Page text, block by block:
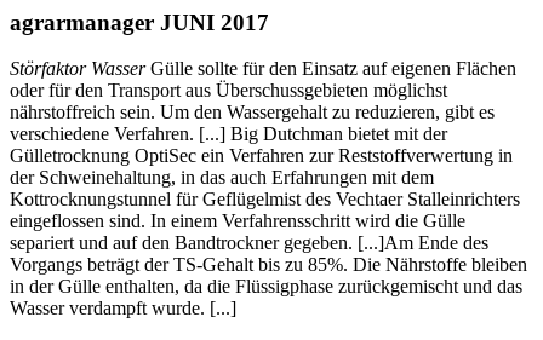
agrarmanager JUNI 2017
Störfaktor WasserGülle sollte für den Einsatz auf eigenen Flächen
oder für den Transport aus Überschussgebieten möglichst
nährstoffreich sein. Um den Wassergehalt zu reduzieren, gibt es
verschiedene Verfahren. [...] Big Dutchman bietet mit der
Gülletrocknung OptiSec ein Verfahren zur Reststoffverwertung in
der Schweinehaltung, in das auch Erfahrungen mit dem
Kottrocknungstunnel für Geflügelmist des Vechtaer Stalleinrichters
eingeflossen sind. In einem Verfahrensschritt wird die Gülle
separiert und auf den Bandtrockner gegeben. [...]Am Ende des
Vorgangs beträgt der TS-Gehalt bis zu 85%. Die Nährstoffe bleiben
in der Gülle enthalten, da die Flüssigphase zurückgemischt und das
Wasser verdampft wurde. [...]